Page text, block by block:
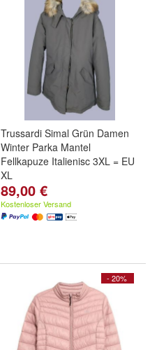
Trussardi Simal Grün Damen
Winter Parka Mantel
Fellkapuze Italienisc 3XL = EU
XL
89,00 €
Kostenloser Versand
- 20%